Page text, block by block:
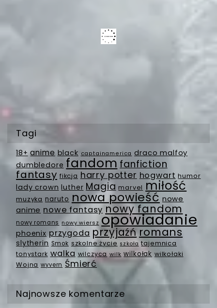
Tagi
18+ anime black captainamerica draco malfoy
dumbledore fandom fanfiction
fantasy fikcja harry potter hogwart humor
lady crown luther Magia marvel miłość
muzyka naruto nowa powieść nowe
anime nowe fantasy nowy fandom
nowy romans nowy wiersz opowiadanie
phoenix przygoda przyjaźń romans
slytherin Smok szkolne życie szkoła tajemnica
tonystark walka wilczyca wilk wilkołak wilkołaki
Wojna wyvern Śmierć
Najnowsze komentarze